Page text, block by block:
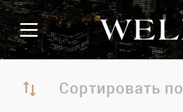
Сортировать по